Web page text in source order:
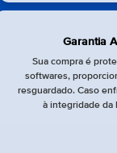
Garantia
Sua compra é
softwares,
resguardado. Caso
à integridade da